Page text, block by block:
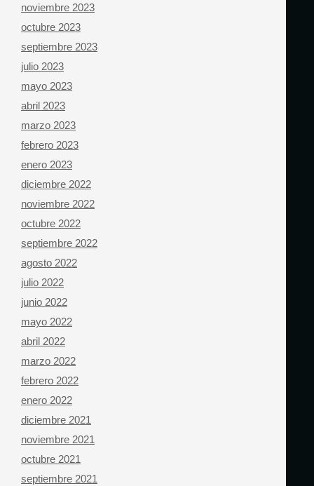
noviembre 2023
octubre 2023
septiembre 2023
julio 2023
mayo 2023
abril 2023
marzo 2023
febrero 2023
enero 2023
diciembre 2022
noviembre 2022
octubre 2022
septiembre 2022
agosto 2022
julio 2022
junio 2022
mayo 2022
abril 2022
marzo 2022
febrero 2022
enero 2022
diciembre 2021
noviembre 2021
octubre 2021
septiembre 2021